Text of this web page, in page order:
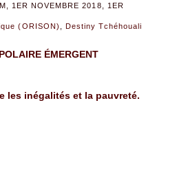
1ER NOVEMBRE 2018, 1ER
(ORISON) ,Destiny Tchéhouali
ÉMERGENT
les inégalités et la pauvreté.